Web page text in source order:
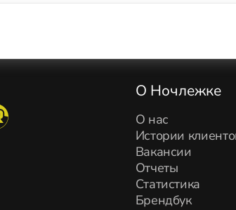
О Ночлежке
О нас
Истории
Вакансии
Отчеты
Статистика
Брендбук